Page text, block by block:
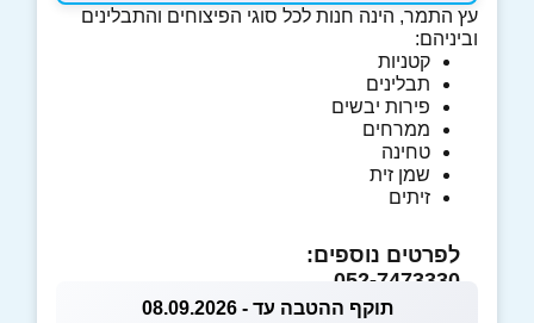
עץ התמר, הינה חנות לכל סוגי הפיצוחים והתבלינים
וביניהם:
קטניות
תבלינים
פירות יבשים
ממרחים
טחינה
שמן זית
זיתים
לפרטים נוספים:
תוקף ההטבה עד - 08.09.2026